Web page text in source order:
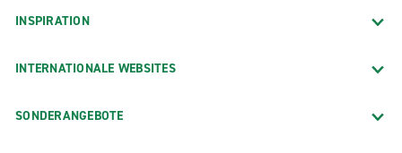
INSPIRATION
INTERNATIONALE WEBSITES
SONDERANGEBOTE